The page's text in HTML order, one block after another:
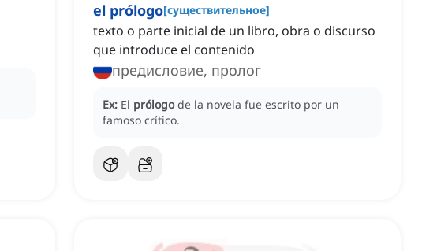
el prólogo[существительное]
texto o parte inicial de un libro, obra o discurso
que introduce el contenido
предисловие, пролог
Ex: El prólogo de la novela fue escrito por un
famoso crítico.